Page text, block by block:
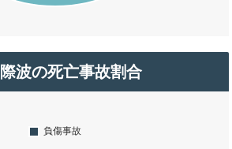
波の死亡事故割合